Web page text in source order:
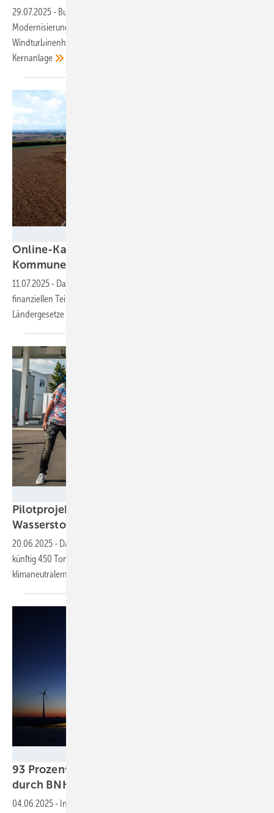
29.07.2025 - Bund und Land Niedersachsen investieren in
Modernisierung des Stammwerks des ostfriesischen
Windturbinenherstellers / Neue E-175 EP5 mit sieben Megawatt
Kernanlage
Online-Karte erweitert: So profitieren
Kommunen von der
11.07.2025 - Das interaktive Tool der Fachagentur Wind und Solar zur
finanziellen Teilhabe von Gemeinden führt jetzt auch die
Ländergesetze aus Thüringen, Sachsen und dem Saarland
Pilotprojekt in Betrieb: Grüne
Wasserstofftankstelle an der A7
20.06.2025 - Das erste Wind-Wasserstoff-Projekt der Abo Energy soll
künftig 450 Tonnen grünes Gas im Jahr liefern und LKW mit
klimaneutralem Treibstoff
93 Prozent weniger Blinken: So dunkel wird’s
durch BNK
04.06.2025 - In einer Fallstudie untersuchte das Unternehmen Light